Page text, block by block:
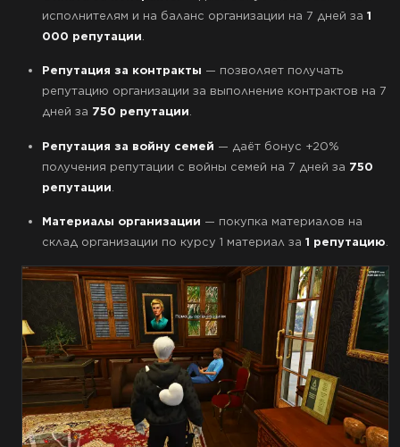
исполнителям и на баланс организации на 7 дней за 1
000 репутации
Репутация за контракты — позволяет получать
репутацию организации за выполнение контрактов на 7
дней за 750 репутации.
Репутация за войну семей — даёт бонус +20%
получения репутации с войны семей на 7 дней за 750
репутации
Материалы организации — покупка материалов на
склад организации по курсу 1 материал за 1 репутацию.